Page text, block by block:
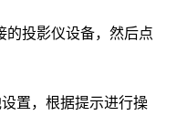
的投影仪设备，然后点
置，根据提示进行操